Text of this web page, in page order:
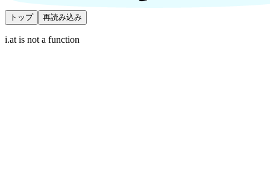
トップ 再読み込み
i.at is not a function